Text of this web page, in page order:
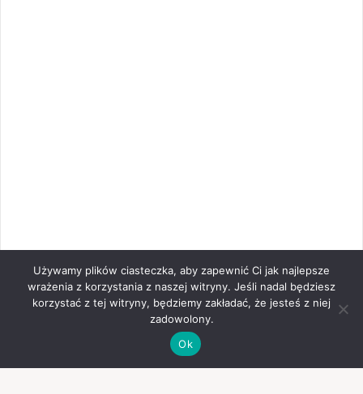
Używamy plików ciasteczka, aby zapewnić Ci jak najlepsze
wrażenia z korzystania z naszej witryny. Jeśli nadal będziesz
korzystać z tej witryny, będziemy zakładać, że jesteś z niej
zadowolony.
Ok